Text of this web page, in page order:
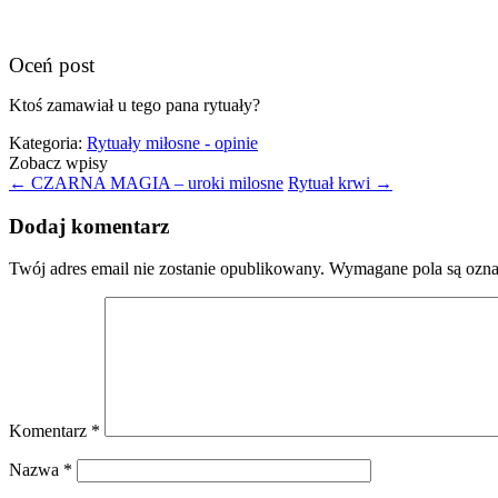
Oceń post
Ktoś zamawiał u tego pana rytuały?
Kategoria: Rytuały miłosne - opinie
Zobacz wpisy
← CZARNA MAGIA – uroki milosne Rytuał krwi →
Dodaj komentarz
Twój adres email nie zostanie opublikowany. Wymagane pola są
Komentarz *
Nazwa *